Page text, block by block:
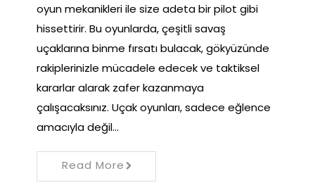
oyun mekanikleri ile size adeta bir pilot gibi
hissettirir. Bu oyunlarda, çeşitli savaş
uçaklarına binme fırsatı bulacak, gökyüzünde
rakiplerinizle mücadele edecek ve taktiksel
kararlar alarak zafer kazanmaya
çalışacaksınız. Uçak oyunları, sadece eğlence
amacıyla değil…
Read More